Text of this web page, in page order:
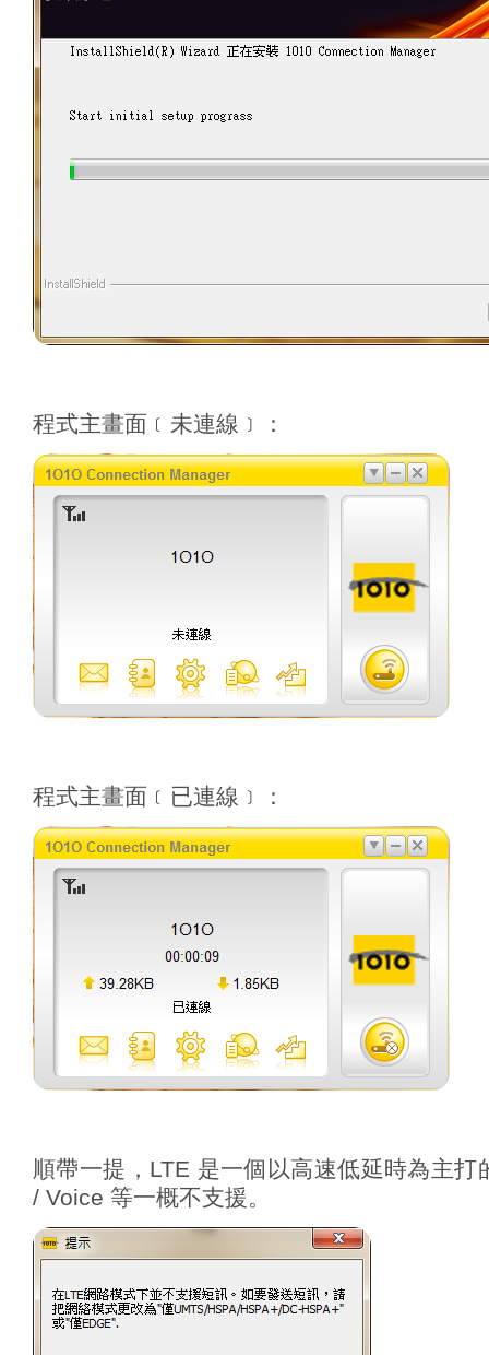
程式主畫面﹝未連線﹞：
程式主畫面﹝已連線﹞：
順帶一提，LTE 是一個以高速低延時為主打
/ Voice 等一概不支援。